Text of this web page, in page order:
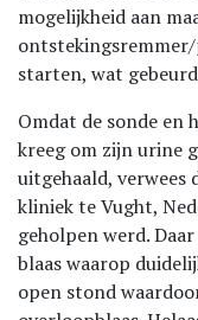
mogelijkheid aan
starten, wat
Omdat de sonde en
kreeg om zijn urine
uitgehaald, verwees
kliniek te Vught,
geholpen werd.
blaas waarop
open stond